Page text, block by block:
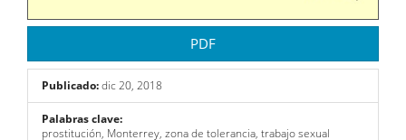
PDF
Publicado:dic 20, 2018
Palabras clave:
prostitución, Monterrey, zona de tolerancia, trabajo sexual